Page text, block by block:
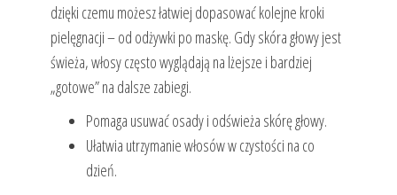
dzięki czemu możesz łatwiej dopasować kolejne kroki
pielęgnacji – od odżywki po maskę. Gdy skóra głowy jest
świeża, włosy często wyglądają na lżejsze i bardziej
„gotowe” na dalsze zabiegi.
Pomaga usuwać osady i odświeża skórę głowy.
Ułatwia utrzymanie włosów w czystości na co
dzień.